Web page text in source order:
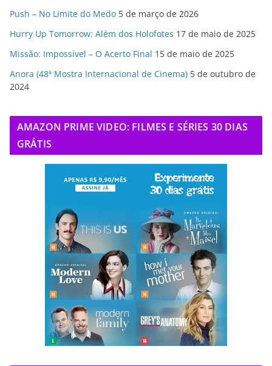
Push – No Limite do Medo 5 de março de 2026
Hurry Up Tomorrow: Além dos Holofotes 17 de maio de 2025
Missão: Impossível – O Acerto Final 15 de maio de 2025
Anora (48ª Mostra Internacional de Cinema) 5 de outubro de
2024
AMAZON PRIME VIDEO: FILMES E SÉRIES 30 DIAS
GRÁTIS